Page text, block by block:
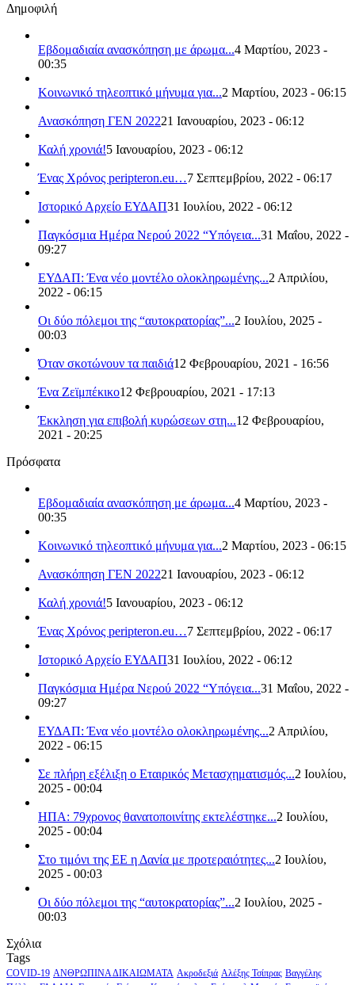
Δημοφιλή
Εβδομαδιαία ανασκόπηση με άρωμα...4 Μαρτίου, 2023 -
00:35
Κοινωνικό τηλεοπτικό μήνυμα για...2 Μαρτίου, 2023 - 06:15
Ανασκόπηση ΓΕΝ 202221 Ιανουαρίου, 2023 - 06:12
Καλή χρονιά!5 Ιανουαρίου, 2023 - 06:12
Ένας Χρόνος peripteron.eu…7 Σεπτεμβρίου, 2022 - 06:17
Ιστορικό Αρχείο ΕΥΔΑΠ31 Ιουλίου, 2022 - 06:12
Παγκόσμια Ημέρα Νερού 2022 “Υπόγεια...31 Μαΐου, 2022 -
09:27
ΕΥΔΑΠ: Ένα νέο μοντέλο ολοκληρωμένης...2 Απριλίου,
2022 - 06:15
Οι δύο πόλεμοι της “αυτοκρατορίας”...2 Ιουλίου, 2025 -
00:03
Όταν σκοτώνουν τα παιδιά12 Φεβρουαρίου, 2021 - 16:56
Ένα Ζεϊμπέκικο12 Φεβρουαρίου, 2021 - 17:13
Έκκληση για επιβολή κυρώσεων στη...12 Φεβρουαρίου,
2021 - 20:25
Πρόσφατα
Εβδομαδιαία ανασκόπηση με άρωμα...4 Μαρτίου, 2023 -
00:35
Κοινωνικό τηλεοπτικό μήνυμα για...2 Μαρτίου, 2023 - 06:15
Ανασκόπηση ΓΕΝ 202221 Ιανουαρίου, 2023 - 06:12
Καλή χρονιά!5 Ιανουαρίου, 2023 - 06:12
Ένας Χρόνος peripteron.eu…7 Σεπτεμβρίου, 2022 - 06:17
Ιστορικό Αρχείο ΕΥΔΑΠ31 Ιουλίου, 2022 - 06:12
Παγκόσμια Ημέρα Νερού 2022 “Υπόγεια...31 Μαΐου, 2022 -
09:27
ΕΥΔΑΠ: Ένα νέο μοντέλο ολοκληρωμένης...2 Απριλίου,
2022 - 06:15
Σε πλήρη εξέλιξη ο Εταιρικός Μετασχηματισμός...2 Ιουλίου,
2025 - 00:04
ΗΠΑ: 79χρονος θανατοποινίτης εκτελέστηκε...2 Ιουλίου,
2025 - 00:04
Στο τιμόνι της ΕΕ η Δανία με προτεραιότητες...2 Ιουλίου,
2025 - 00:03
Οι δύο πόλεμοι της “αυτοκρατορίας”...2 Ιουλίου, 2025 -
00:03
Σχόλια
Tags
COVID-19 ΑΝΘΡΩΠΙΝΑ ΔΙΚΑΙΩΜΑΤΑ Ακροδεξιά Αλέξης Τσίπρας Βαγγέλης